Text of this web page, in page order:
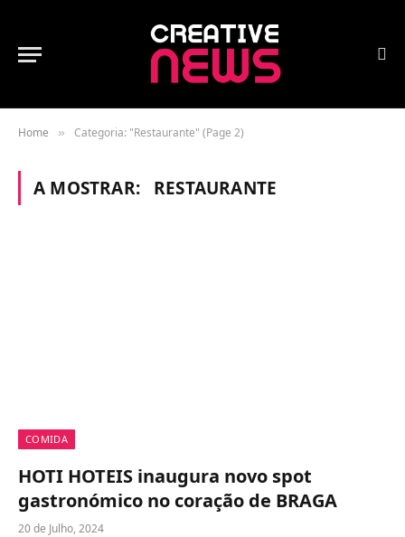
Home » Categoria: "Restaurante" (Page 2)
A MOSTRAR: RESTAURANTE
COMIDA
HOTI HOTEIS inaugura novo spot
gastronómico no coração de BRAGA
20 de Julho, 2024